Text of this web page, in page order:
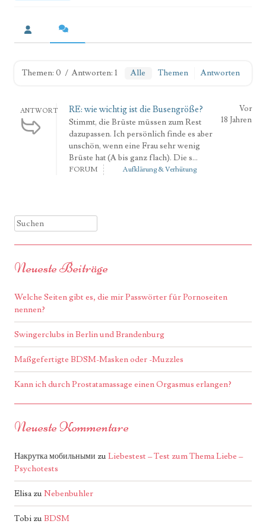
Themen: 0 / Antworten: 1 Alle Themen Antworten
ANTWORT RE: wie wichtig ist die Busengröße?
Stimmt, die Brüste müssen zum Rest
dazupassen. Ich persönlich finde es aber
unschön, wenn eine Frau sehr wenig
Brüste hat (A bis ganz flach). Die s...
Vor
18 Jahren
FORUM Aufklärung & Verhütung
Suchen
Neueste Beiträge
Welche Seiten gibt es, die mir Passwörter für Pornoseiten
nennen?
Swingerclubs in Berlin und Brandenburg
Maßgefertigte BDSM-Masken oder -Muzzles
Kann ich durch Prostatamassage einen Orgasmus erlangen?
Neueste Kommentare
Накрутка мобильными zuLiebestest – Test zum Thema Liebe –
Psychotests
Elisa zuNebenbuhler
Tobi zuBDSM